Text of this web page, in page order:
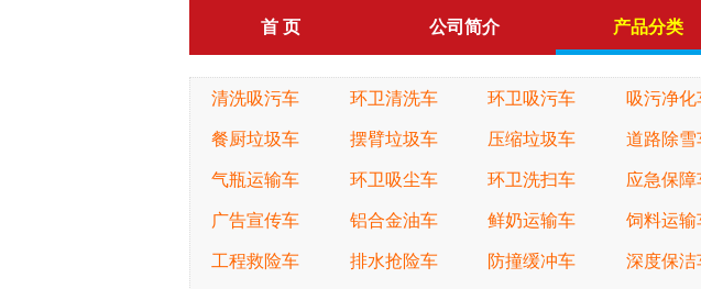
首 页 公司简介 产品分类
清洗吸污车 环卫清洗车 环卫吸污车 吸污净化
餐厨垃圾车 摆臂垃圾车 压缩垃圾车 道路除雪
气瓶运输车 环卫吸尘车 环卫洗扫车 应急保障
广告宣传车 铝合金油车 鲜奶运输车 饲料运输
工程救险车 排水抢险车 防撞缓冲车 深度保洁